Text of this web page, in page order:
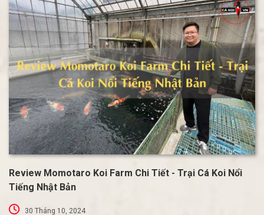
Review Momotaro Koi Farm Chi Tiết - Trại Cá Koi Nổi
Tiếng Nhật Bản
30 Tháng 10, 2024